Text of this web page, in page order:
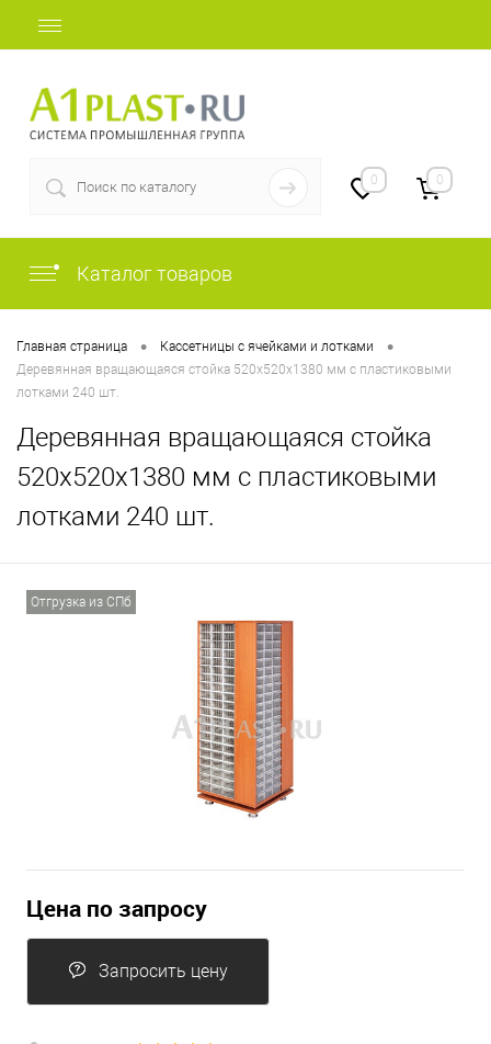
0 0
Каталог товаров
Главная страница • Кассетницы с ячейками и лотками •
Деревянная вращающаяся стойка 520х520х1380 мм с пластиковыми
лотками 240 шт.
Деревянная вращающаяся стойка
520х520х1380 мм с пластиковыми
лотками 240 шт.
Отгрузка из СПб
Цена по запросу
Запросить цену